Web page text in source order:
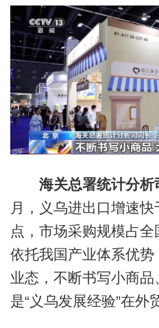
海关总署统计分析
月，义乌进出口增速
点，市场采购规模占
依托我国产业体系优
业态，不断书写小商
是“义乌发展经验”在外